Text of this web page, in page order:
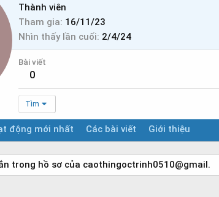
Thành viên
Tham gia 16/11/23
Nhìn thấy lần cuối 2/4/24
Bài viết
0
Tìm
động mới nhất Các bài viết Giới thiệu
trong hồ sơ của caothingoctrinh0510@gmail.